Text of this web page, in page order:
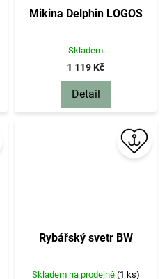
Mikina Delphin LOGOS
Skladem
1 119 Kč
Detail
Rybářský svetr BW
Skladem na prodejně (1 ks)